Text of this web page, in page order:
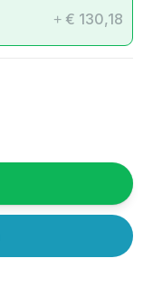
+ € 130,18